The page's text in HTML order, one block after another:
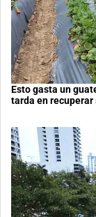
Esto gasta un
tarda en recuperar